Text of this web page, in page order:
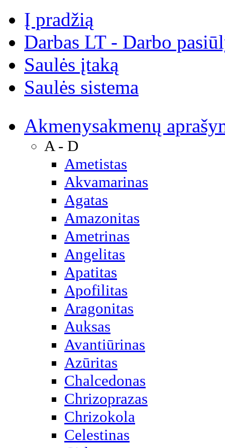
Į pradžią
Darbas LT - Darbo
Saulės įtaką
Saulės sistema
Akmenysakmenų
A - D
Ametistas
Akvamarinas
Agatas
Amazonitas
Ametrinas
Angelitas
Apatitas
Apofilitas
Aragonitas
Auksas
Avantiūrinas
Azūritas
Chalcedonas
Chrizoprazas
Chrizokola
Celestinas